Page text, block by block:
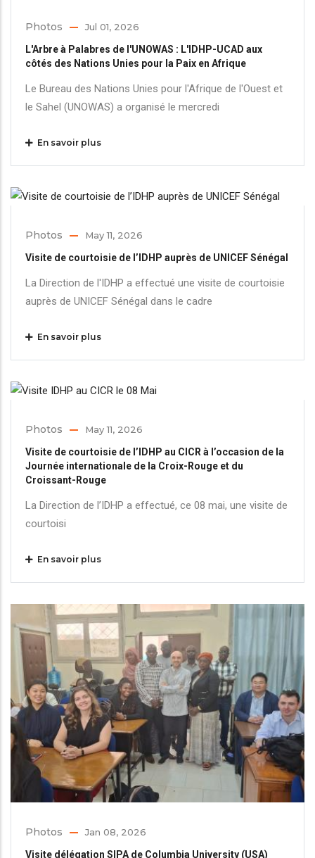
Photos
Jul 01, 2026
L'Arbre à Palabres de l'UNOWAS : L'IDHP-UCAD aux
côtés des Nations Unies pour la Paix en Afrique
Le Bureau des Nations Unies pour l'Afrique de l'Ouest et
le Sahel (UNOWAS) a organisé le mercredi
En savoir plus
Photos
May 11, 2026
Visite de courtoisie de l’IDHP auprès de UNICEF Sénégal
La Direction de l'IDHP a effectué une visite de courtoisie
auprès de UNICEF Sénégal dans le cadre
En savoir plus
Photos
May 11, 2026
Visite de courtoisie de l’IDHP au CICR à l’occasion de la
Journée internationale de la Croix-Rouge et du
Croissant-Rouge
La Direction de l’IDHP a effectué, ce 08 mai, une visite de
courtoisi
En savoir plus
Photos
Jan 08, 2026
Visite délégation SIPA de Columbia University (USA)